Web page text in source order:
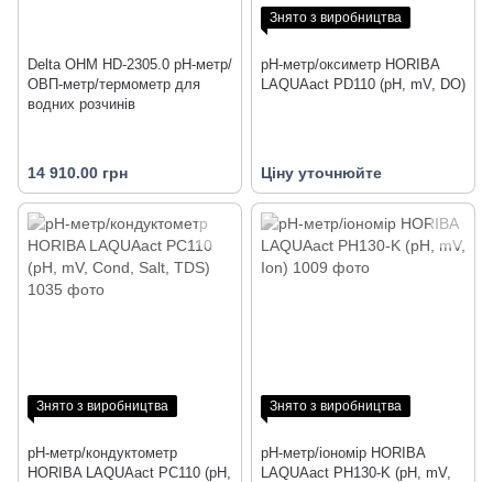
Delta OHM HD-2305.0 рН-метр/
ОВП-метр/термометр для
водних розчинів
14 910.00 грн
Знято з виробництва
pH-метр/оксиметр HORIBA
LAQUAact PD110 (pH, mV, DO)
Ціну уточнюйте
Знято з виробництва
pH-метр/кондуктометр
HORIBA LAQUAact PC110 (pH,
Знято з виробництва
pH-метр/іономір HORIBA
LAQUAact PH130-K (pH, mV,